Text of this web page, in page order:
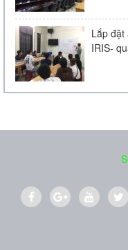
Loa âm trần Bose
Lắp đặt
IRIS-